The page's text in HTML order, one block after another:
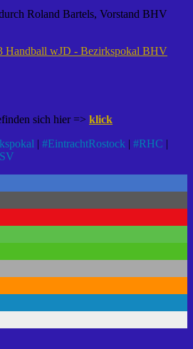
Roland Bartels, Vorstand BHV
sich hier => klick
#EintrachtRostock #RHC